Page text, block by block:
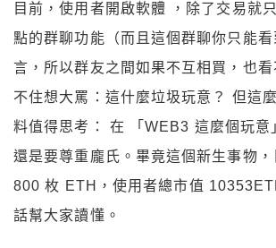
目前，使用者開啟軟體 ，除了交易就
點的群聊功能（而且這個群聊你只能
言，所以群友之間如果不互相買，也
不住想大罵：這什麼垃圾玩意？ 但這
料值得思考： 在 「WEB3 這麼個玩意
還是要尊重龐氏。畢竟這個新生事物，
800 枚 ETH，使用者總市值
話幫大家讀懂。